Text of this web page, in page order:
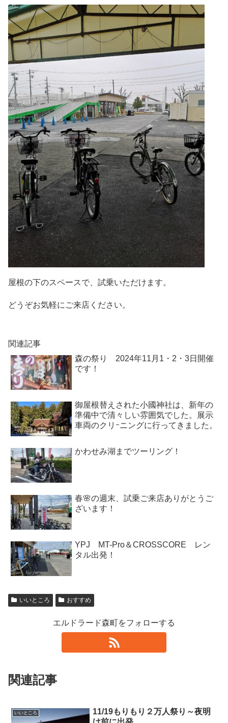
屋根の下のスペースで、試乗いただけます。
どうぞお気軽にご来店ください。
関連記事
森の祭り 2024年11月1・2・3日開催
です！
御屋根替えされた小國神社は、新年の
準備中で清々しい雰囲気でした。展示
車両のクリｰニングに行ってきました。
かわせみ湖までツーリング！
春🌸の週末、試乗ご来店ありがとうご
ざいます！
YPJ MT-Pro＆CROSSCORE レン
タル出発！
いいところ おすすめ
エルドラード森町をフォローする
関連記事
いいところ
11/19もりもり２万人祭り～夜明